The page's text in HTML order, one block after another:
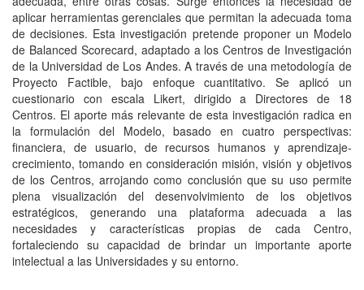
aplicar herramientas gerenciales que permitan la adecuada toma
de decisiones. Esta investigación pretende proponer un Modelo
de Balanced Scorecard, adaptado a los Centros de Investigación
de la Universidad de Los Andes. A través de una metodología de
Proyecto Factible, bajo enfoque cuantitativo. Se aplicó un
cuestionario con escala Likert, dirigido a Directores de 18
Centros. El aporte más relevante de esta investigación radica en
la formulación del Modelo, basado en cuatro perspectivas:
financiera, de usuario, de recursos humanos y aprendizaje-
crecimiento, tomando en consideración misión, visión y objetivos
de los Centros, arrojando como conclusión que su uso permite
plena visualización del desenvolvimiento de los objetivos
estratégicos, generando una plataforma adecuada a las
necesidades y características propias de cada Centro,
fortaleciendo su capacidad de brindar un importante aporte
intelectual a las Universidades y su entorno.